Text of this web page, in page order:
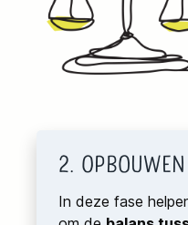
2.
In deze fase